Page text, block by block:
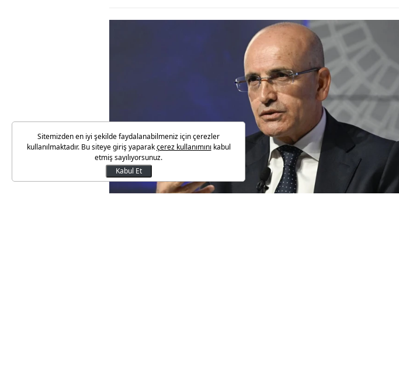
Sitemizden en iyi şekilde faydalanabilmeniz için çerezler
kullanılmaktadır. Bu siteye giriş yaparakçerez kullanımını kabul
etmiş sayılıyorsunuz.
Kabul Et